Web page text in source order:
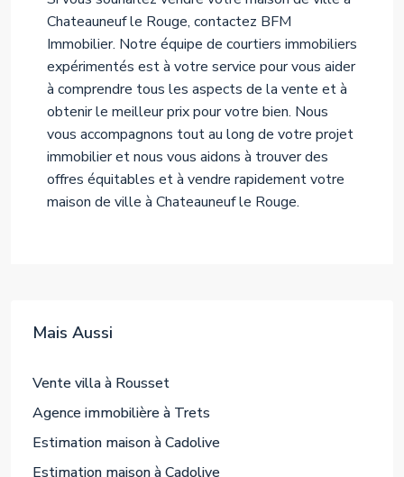
Chateauneuf le Rouge, contactez BFM
Immobilier. Notre équipe de courtiers immobiliers
expérimentés est à votre service pour vous aider
à comprendre tous les aspects de la vente et à
obtenir le meilleur prix pour votre bien. Nous
vous accompagnons tout au long de votre projet
immobilier et nous vous aidons à trouver des
offres équitables et à vendre rapidement votre
maison de ville à Chateauneuf le Rouge.
Mais Aussi
Vente villa à Rousset
Agence immobilière à Trets
Estimation maison à Cadolive
Estimation maison à Cadolive